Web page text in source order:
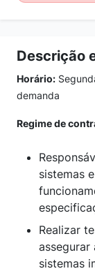
Descrição
Horário:
demanda
Regime de
sistemas
Realizar
assegurar
sistemas